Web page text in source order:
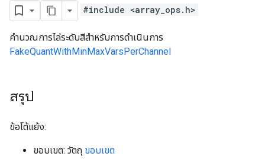
#include <array_ops.h>
คำนวณการไล่ระดับสีสำหรับการดำเนินการ
FakeQuantWithMinMaxVarsPerChannel
สรุป
ข้อโต้แย้ง:
ขอบเขต: วัตถุ ขอบเขต